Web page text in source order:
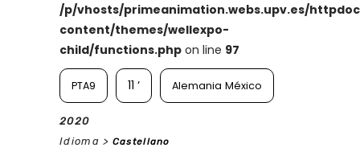
/p/vhosts/primeanimation.webs.upv.es/
content/themes/wellexpo-
child/functions.php on line 97
PTA9 11 ‘ Alemania México
2020
Idioma > Castellano